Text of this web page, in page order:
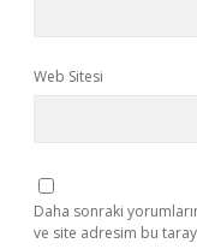
Web Sitesi
Daha sonraki
ve site adresim bu